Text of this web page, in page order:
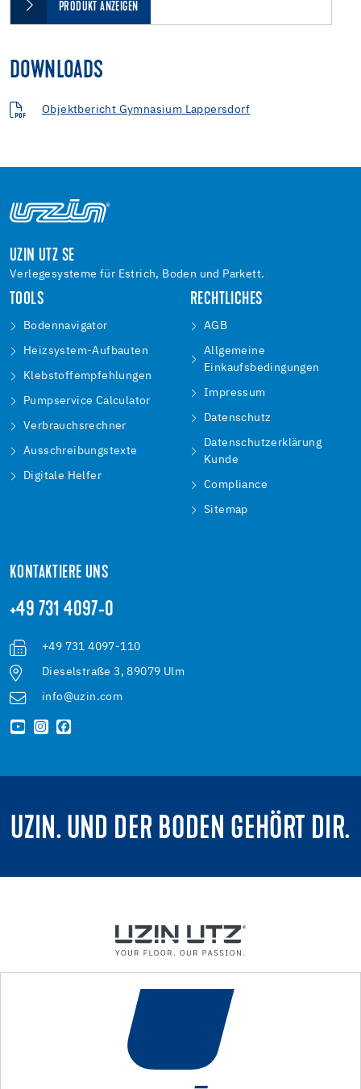
PRODUKT ANZEIGEN
DOWNLOADS
Objektbericht Gymnasium Lappersdorf
UZIN UTZ SE
Verlegesysteme für Estrich, Boden und Parkett.
TOOLS
Bodennavigator
Heizsystem-Aufbauten
Klebstoffempfehlungen
Pumpservice Calculator
Verbrauchsrechner
Ausschreibungstexte
Digitale Helfer
RECHTLICHES
AGB
Allgemeine
Einkaufsbedingungen
Impressum
Datenschutz
Datenschutzerklärung
Kunde
Compliance
Sitemap
KONTAKTIERE UNS
+49 731 4097-0
+49 731 4097-110
Dieselstraße 3, 89079 Ulm
info@uzin.com
UZIN. UND DER BODEN GEHÖRT DIR.